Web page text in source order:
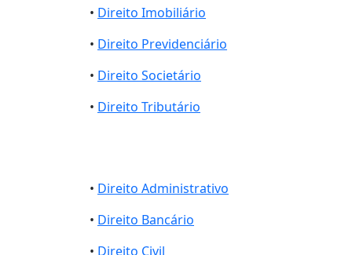
• Direito Imobiliário
• Direito Previdenciário
• Direito Societário
• Direito Tributário
• Direito Administrativo
• Direito Bancário
• Direito Civil